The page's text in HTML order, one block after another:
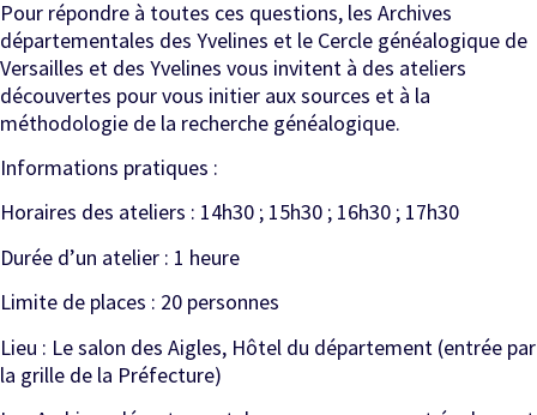
Pour répondre à toutes ces questions, les Archives
départementales des Yvelines et le Cercle généalogique de
Versailles et des Yvelines vous invitent à des ateliers
découvertes pour vous initier aux sources et à la
méthodologie de la recherche généalogique.
Informations pratiques :
Horaires des ateliers : 14h30 ; 15h30 ; 16h30 ; 17h30
Durée d’un atelier : 1 heure
Limite de places : 20 personnes
Lieu : Le salon des Aigles, Hôtel du département (entrée par
la grille de la Préfecture)